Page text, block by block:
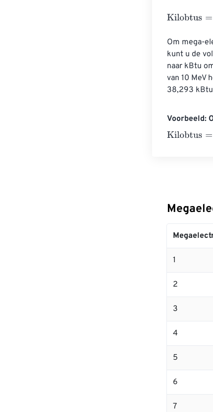
Kilobtus=
Om mega-
kunt u de
naar kBtu
van 10 MeV
38,293
Voorbeeld:
Kilobtus=10
1
2
3
4
5
6
7